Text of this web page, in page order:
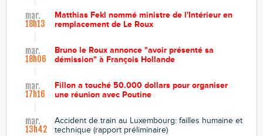
mar.
18h13
Matthias Fekl nommé ministre de l'Intérieur en
remplacement de Le Roux
mar.
18h06
Bruno le Roux annonce "avoir présenté sa
démission" à François Hollande
mar.
17h16
Fillon a touché 50.000 dollars pour organiser
une réunion avec Poutine
mar.
13h42
Accident de train au Luxembourg: failles humaine et
technique (rapport préliminaire)